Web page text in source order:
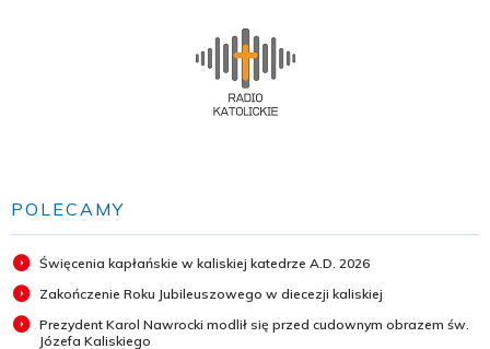
POLECAMY
Święcenia kapłańskie w kaliskiej katedrze A.D. 2026
Zakończenie Roku Jubileuszowego w diecezji kaliskiej
Prezydent Karol Nawrocki modlił się przed cudownym obrazem św.
Józefa Kaliskiego